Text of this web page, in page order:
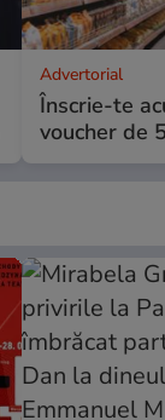
Advertorial
Înscrie-te
voucher de